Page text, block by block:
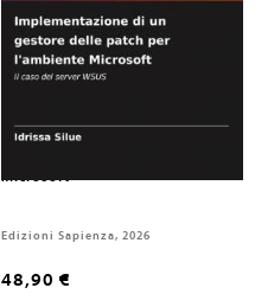
Silue, Idrissa
Implementazione di un gestore
Microsoft
Edizioni Sapienza, 2026
48,90 €